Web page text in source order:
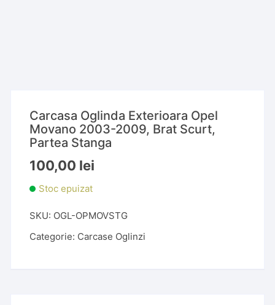
Carcasa Oglinda Exterioara Opel
Movano 2003-2009, Brat Scurt,
Partea Stanga
100,00 lei
Stoc epuizat
SKU: OGL-OPMOVSTG
Categorie: Carcase Oglinzi